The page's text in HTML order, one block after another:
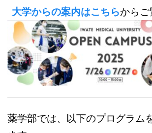
大学からの案内はこちらからご
薬学部では、以下のプログラム